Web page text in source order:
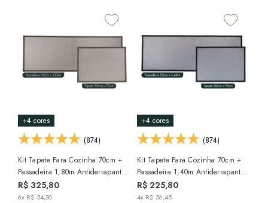
+4 cores
(874)
Kit Tapete Para Cozinha 70cm +
Passadeira 1,80m Antiderrapante
Kacyumara Multti (2 Peças)
R$ 325,80
6x R$ 54,30
+4 cores
(874)
Kit Tapete Para Cozinha 70cm +
Passadeira 1,40m Antiderrapante
Kacyumara Multti (2 Peças)
R$ 225,80
4x R$ 56,45